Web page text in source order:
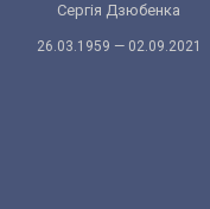
Сергія Дзюбенка
26.03.1959 — 02.09.2021